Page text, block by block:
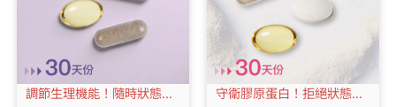
調節生理機能！隨時狀態...
守衛膠原蛋白！拒絕狀態...